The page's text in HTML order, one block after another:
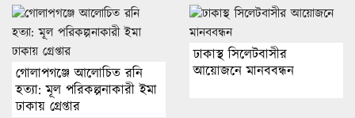
গোলাপগঞ্জে আলোচিত রনি
হত্যা: মূল পরিকল্পনাকারী ইমা
ঢাকায় গ্রেপ্তার
ঢাকাস্থ সিলেটবাসীর
আয়োজনে মানববন্ধন